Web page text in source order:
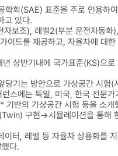
학회(SAE) 표준을 주로 인용하
고 있다.
보조), 레벨2(부분 운전자동
이드를 제공하고, 자율차에 대
상반기내에 국가표준(KS)
당기는 방안으로 가상공간 시
스에는 독일, 미국, 한국 전문
기반의 가상공간 시험 등을 소개
구현→시뮬레이션을 통해
이터, 레벨 등 자율차 상용화를
다.